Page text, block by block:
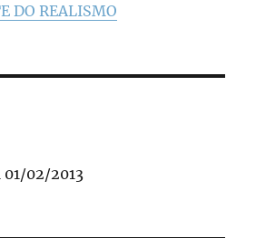
DO REALISMO
01/02/2013